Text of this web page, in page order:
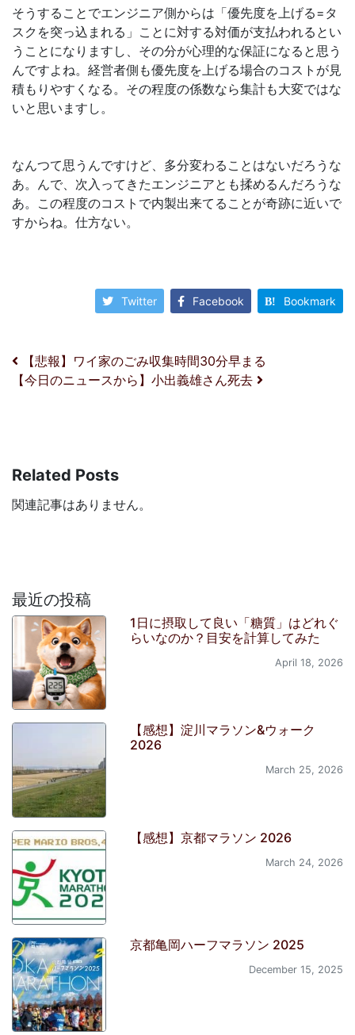
そうすることでエンジニア側からは「優先度を上げる=タ
スクを突っ込まれる」ことに対する対価が支払われるとい
うことになりますし、その分が心理的な保証になると思う
んですよね。経営者側も優先度を上げる場合のコストが見
積もりやすくなる。その程度の係数なら集計も大変ではな
いと思いますし。
なんつて思うんですけど、多分変わることはないだろうな
あ。んで、次入ってきたエンジニアとも揉めるんだろうな
あ。この程度のコストで内製出来てることが奇跡に近いで
すからね。仕方ない。
Twitter Facebook Bookmark
投稿ナビゲーション
【悲報】ワイ家のごみ収集時間30分早まる
【今日のニュースから】小出義雄さん死去
Related Posts
関連記事はありません。
最近の投稿
1日に摂取して良い「糖質」はどれぐ
らいなのか？目安を計算してみた
April 18, 2026
【感想】淀川マラソン&ウォーク
2026
March 25, 2026
【感想】京都マラソン 2026
March 24, 2026
京都亀岡ハーフマラソン 2025
December 15, 2025